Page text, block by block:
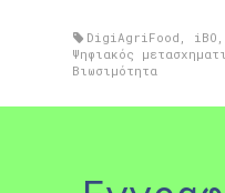
DigiAgriFood , iBO ,
Ψηφιακός
Βιωσιμότητα